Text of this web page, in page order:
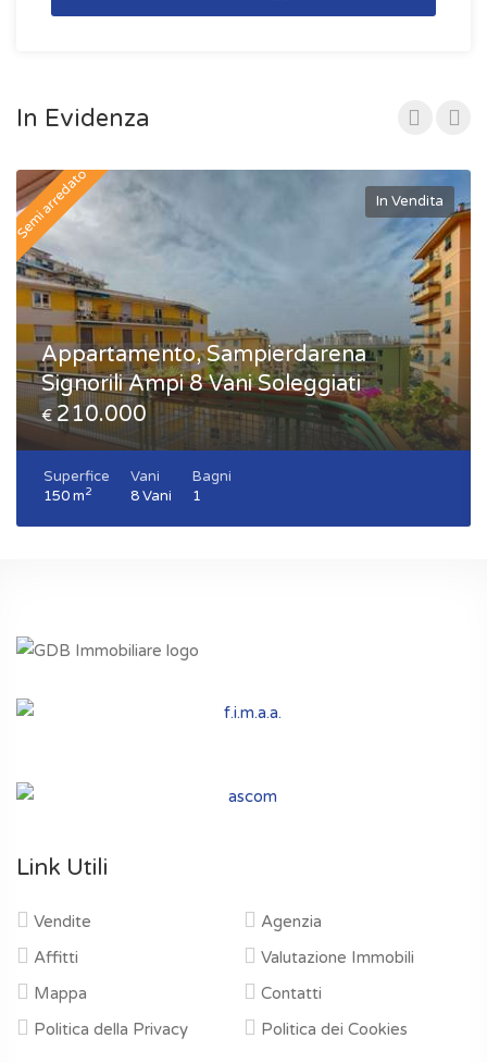
In Evidenza
In Vendita
Appartamento, Sampierdarena
Signorili Ampi 8 Vani Soleggiati
€ 210.000
Superfice
150 m2
Vani
8 Vani
Bagni
1
Semi arredato
Link Utili
Vendite
Affitti
Mappa
Politica della Privacy
Agenzia
Valutazione Immobili
Contatti
Politica dei Cookies